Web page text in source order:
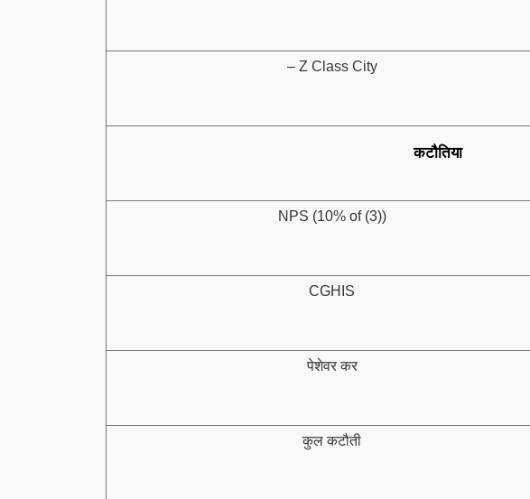
– Z Class City
कटौतिया
NPS (10% of (3))
CGHIS
पेशेवर कर
कुल कटौती